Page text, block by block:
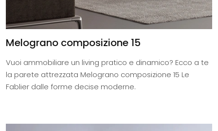
Melograno composizione 15
Vuoi ammobiliare un living pratico e dinamico? Ecco a te
la parete attrezzata Melograno composizione 15 Le
Fablier dalle forme decise moderne.